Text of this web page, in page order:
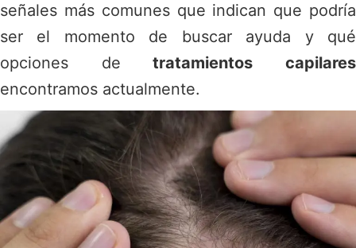
señales más comunes que indican que podría
ser el momento de buscar ayuda y qué
opciones de tratamientos capilares
encontramos actualmente.